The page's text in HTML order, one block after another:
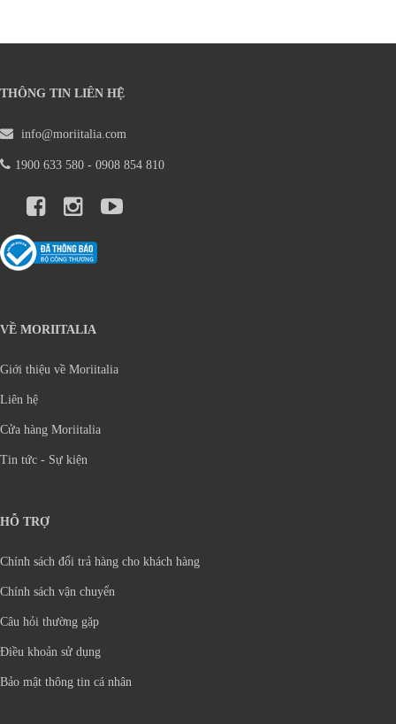
THÔNG TIN LIÊN HỆ
info@moriitalia.com
1900 633 580 - 0908 854 810
VỀ MORIITALIA
Giới thiệu về Moriitalia
Liên hệ
Cửa hàng Moriitalia
Tin tức - Sự kiện
HỖ TRỢ
Chính sách đổi trả hàng cho khách hàng
Chính sách vận chuyển
Câu hỏi thường gặp
Điều khoản sử dụng
Bảo mật thông tin cá nhân